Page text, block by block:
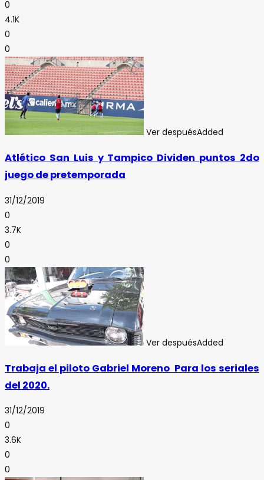
0
4.1K
0
0
Ver despuésAdded
Atlético San Luis y Tampico Dividen puntos 2do
juego de pretemporada
31/12/2019
0
3.7K
0
0
Ver despuésAdded
Trabaja el piloto Gabriel Moreno Para los seriales
del 2020.
31/12/2019
0
3.6K
0
0